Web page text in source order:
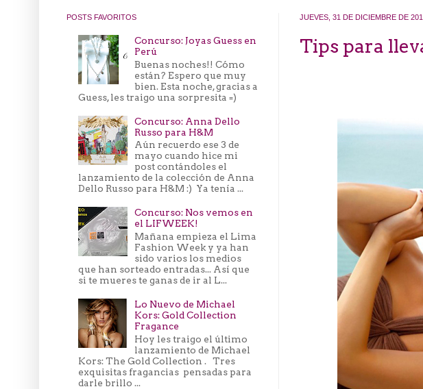
JUEVES, 31 DE DICIEMBRE DE
Tips para
POSTS FAVORITOS
Concurso: Joyas Guess en
Perú
Buenas noches!! Cómo
están? Espero que muy
bien. Esta noche, gracias a
Guess, les traigo una sorpresita =)
Concurso: Anna Dello
Russo para H&M
Aún recuerdo ese 3 de
mayo cuando hice mi
post contándoles el
lanzamiento de la colección de Anna
Dello Russo para H&M :) Ya tenía ...
Concurso: Nos vemos en
el LIFWEEK!
Mañana empieza el Lima
Fashion Week y ya han
sido varios los medios
que han sorteado entradas... Así que
si te mueres te ganas de ir al L...
Lo Nuevo de Michael
Kors: Gold Collection
Fragance
Hoy les traigo el último
lanzamiento de Michael
Kors: The Gold Collection . Tres
exquisitas fragancias pensadas para
darle brillo ...